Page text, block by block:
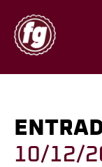
10/12/